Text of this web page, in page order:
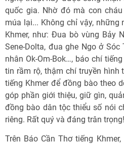
quốc gia. Nhờ đó mà con
múa lại... Không chỉ vậy,
Khmer, như: Đua bò vùng Bảy
Sene-Dolta, đua ghe Ngo ở Sóc
nhân Ok-Om-Bok…, báo chí
tin rầm rộ, thậm chí truyền hình
tiếng Khmer để đồng bào theo
góp phần giới thiệu, giữ gìn,
đồng bào dân tộc thiểu số nói
riêng. Rất quý và đáng trân
Trên Báo Cần Thơ tiếng